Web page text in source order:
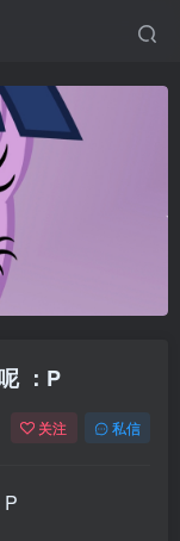
：P
关注 私信